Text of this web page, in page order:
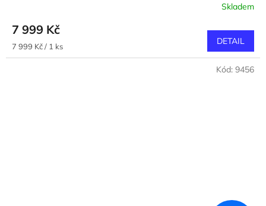
Skladem
7 999 Kč
Měrná
cena:
7 999 Kč / 1 ks DETAIL
Kód: 9456